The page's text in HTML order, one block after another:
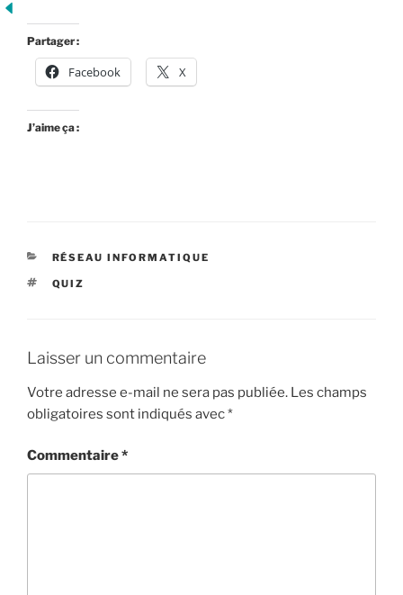
Partager :
Facebook X
J’aime ça :
CATÉGORIES
RÉSEAU INFORMATIQUE
ÉTIQUETTES
QUIZ
Laisser un commentaire
Votre adresse e-mail ne sera pas publiée. Les champs
obligatoires sont indiqués avec*
Commentaire*